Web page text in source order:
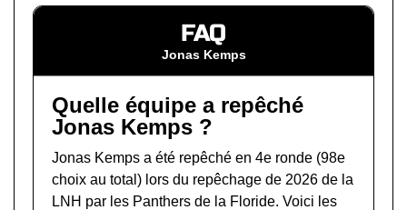
FAQ
Jonas Kemps
Quelle équipe a repêché
Jonas Kemps ?
Jonas Kemps a été repêché en 4e ronde (98e
choix au total) lors du repêchage de 2026 de la
LNH par les Panthers de la Floride. Voici les